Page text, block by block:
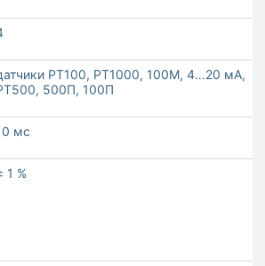
РТ100, РТ1000, 100М, 4…20 мА,
500П, 100П
мс
1 %